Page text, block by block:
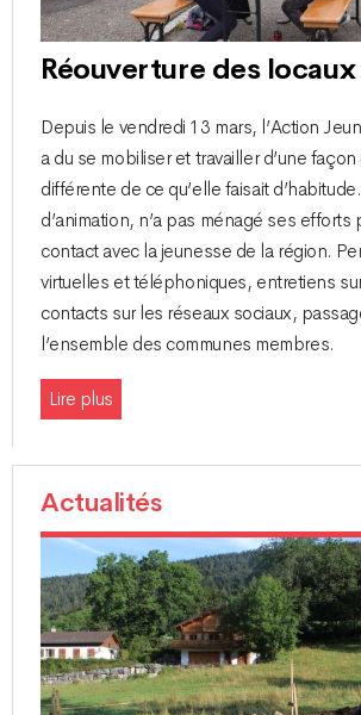
Réouverture des locaux
Depuis le vendredi 13 mars, l’Action
a du se mobiliser et travailler d’une
différente de ce qu’elle faisait
d’animation, n’a pas ménagé ses efforts
contact avec la jeunesse de la région.
virtuelles et téléphoniques, entretiens
contacts sur les réseaux sociaux,
l’ensemble des communes membres.
Lire plus
Actualités